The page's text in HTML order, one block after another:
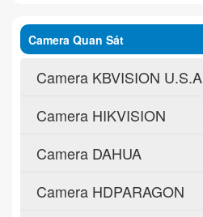
Camera Quan Sát
Camera KBVISION U.S.A
Camera HIKVISION
Camera DAHUA
Camera HDPARAGON